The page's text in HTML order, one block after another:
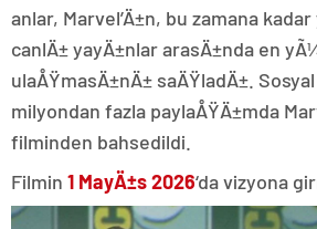
anlar, Marvel’Ä±n, bu zamana
canlÄ± yayÄ±nlar arasÄ±nda en
ulaÅŸmasÄ±nÄ± saÄŸladÄ±.
milyondan fazla paylaÅŸÄ±mda
filminden bahsedildi.
Filmin 1 MayÄ±s 2026‘da vizyona